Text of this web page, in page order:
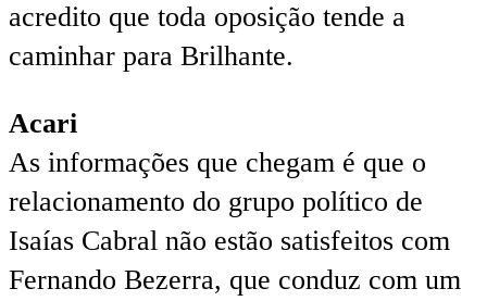
acredito que toda oposição tende a
caminhar para Brilhante.
Acari
As informações que chegam é que o
relacionamento do grupo político de
Isaías Cabral não estão satisfeitos com
Fernando Bezerra, que conduz com um